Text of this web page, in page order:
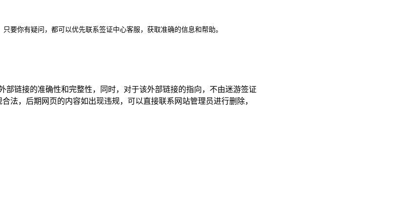
要你有疑问，都可以优先联系签证中心客服，获取准确的信息和帮助。
链接的准确性和完整性，同时，对于该外部链接的指向，不由迷游签证
法，后期网页的内容如出现违规，可以直接联系网站管理员进行删除，